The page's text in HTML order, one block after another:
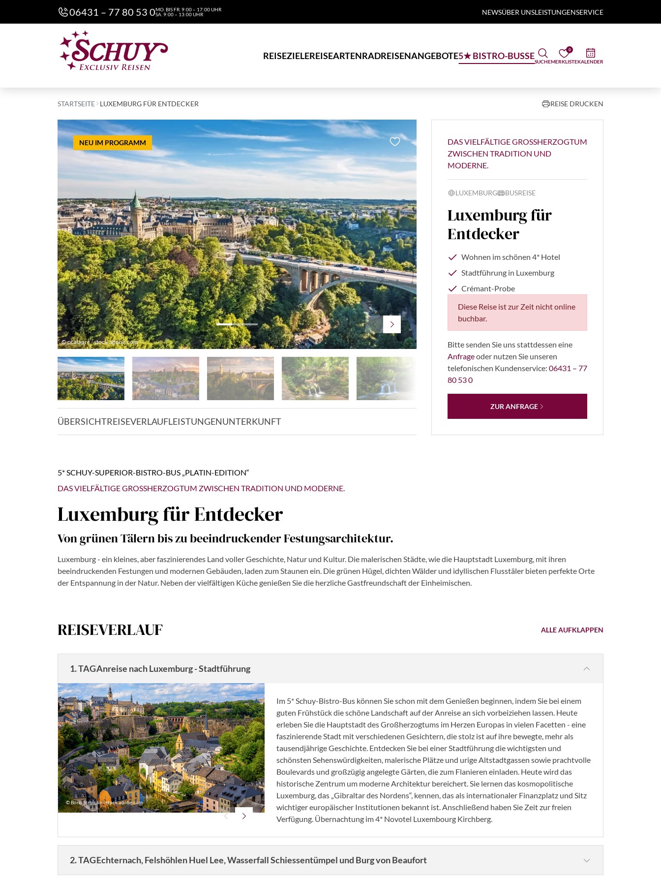
06431 – 77 80 53 0MO. BIS FR. 9:00 – 17:00 UHR
SA. 9:00 – 13:00 UHR
NEWSÜBER UNSLEISTUNGENSERVICE
REISEZIELEREISEARTENRADREISENANGEBOTE5★ BISTRO-BUSSE
SUCHE
0
MERKLISTEKALENDER
STARTSEITE LUXEMBURG FÜR ENTDECKER REISE DRUCKEN
NEU IM PROGRAMM
© pcalapre - stock.adobe.com © Rudolf Balasko - stock.adobe.com
ÜBERSICHTREISEVERLAUFLEISTUNGENUNTERKUNFT
DAS VIELFÄLTIGE GROSSHERZOGTUM Z
WISCHEN TRADITION UND M
ODERNE.
LUXEMBURG BUSREISE
Luxemburg für
Entdecker
Wohnen im schönen 4* Hotel
Stadtführung in Luxemburg
Crémant-Probe
Diese Reise ist zur Zeit nicht online
buchbar.
Bitte senden Sie uns stattdessen eine
Anfrageoder nutzen Sie unseren
telefonischen Kundenservice: 06431 – 77
80 53 0
ZUR ANFRAGE
5* SCHUY-SUPERIOR-BISTRO-BUS „PLATIN-EDITION“
DAS VIELFÄLTIGE GROSSHERZOGTUM ZWISCHEN TRADITION UND MODERNE.
Luxemburg für Entdecker
Von grünen Tälern bis zu beeindruckender Festungsarchitektur.
Luxemburg - ein kleines, aber faszinierendes Land voller Geschichte, Natur und Kultur. Die malerischen Städte, wie die Hauptstadt Luxemburg, mit ihren
beeindruckenden Festungen und modernen Gebäuden, laden zum Staunen ein. Die grünen Hügel, dichten Wälder und idyllischen Flusstäler bieten perfekte Orte
der Entspannung in der Natur. Neben der vielfältigen Küche genießen Sie die herzliche Gastfreundschaft der Einheimischen.
REISEVERLAUF ALLE AUFKLAPPEN
1. TAG Anreise nach Luxemburg - Stadtführung
© Boris Stroujko - stock.adobe.com
Im 5* Schuy-Bistro-Bus können Sie schon mit dem Genießen beginnen, indem Sie bei einem
guten Frühstück die schöne Landschaft auf der Anreise an sich vorbeiziehen lassen. Heute
erleben Sie die Hauptstadt des Großherzogtums im Herzen Europas in vielen Facetten - eine
faszinierende Stadt mit verschiedenen Gesichtern, die stolz ist auf ihre bewegte, mehr als
tausendjährige Geschichte. Entdecken Sie bei einer Stadtführung die wichtigsten und
schönsten Sehenswürdigkeiten, malerische Plätze und urige Altstadtgassen sowie prachtvolle
Boulevards und großzügig angelegte Gärten, die zum Flanieren einladen. Heute wird das
historische Zentrum um moderne Architektur bereichert. Sie lernen das kosmopolitische
Luxemburg, das „Gibraltar des Nordens“, kennen, das als internationaler Finanzplatz und Sitz
wichtiger europäischer Institutionen bekannt ist. Anschließend haben Sie Zeit zur freien
Verfügung. Übernachtung im 4* Novotel Luxembourg Kirchberg.
2. TAGEchternach, Felshöhlen Huel Lee, Wasserfall Schiessentümpel und Burg von Beaufort